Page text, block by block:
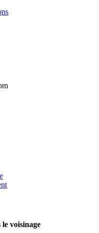
voisinage